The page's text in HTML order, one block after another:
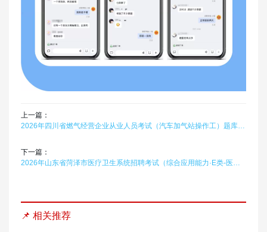
上一篇：
2026年四川省燃气经营企业从业人员考试（汽车加气站操作工）题库软件题引力
下一篇：
2026年山东省菏泽市医疗卫生系统招聘考试（综合应用能力·E类-医学技术类）题库软件题引力
📌 相关推荐